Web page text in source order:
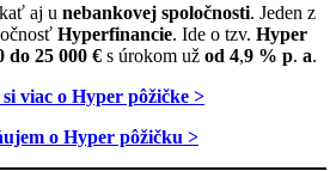
aj u nebankovej spoločnosti. Jeden z
Hyperfinancie. Ide o tzv. Hyper
do 25 000 € s úrokom už od 4,9 % p. a.
viac o Hyper pôžičke >
o Hyper pôžičku >